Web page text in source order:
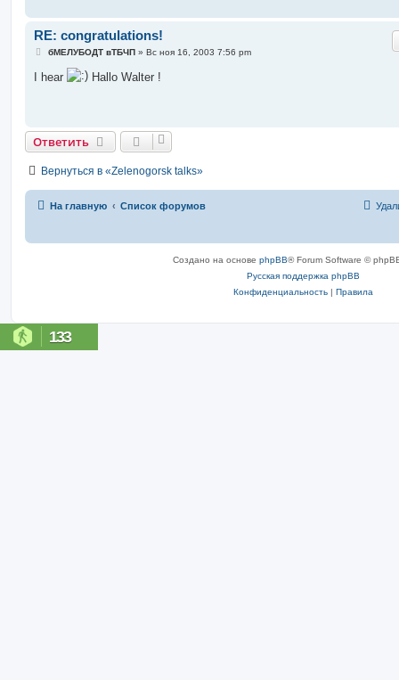
RE: congratulations!
С
б
бМЕЛУБОДТ вТБЧП» Вс ноя 16, 2003 7:56 pm
I hear Hallo Walter !
Ответить
Вернуться в «Zelenogorsk talks»
На главную Список форумов
Создано на основе phpBB® Forum Software ©
Русская поддержка phpBB
Конфиденциальность | Правила
133